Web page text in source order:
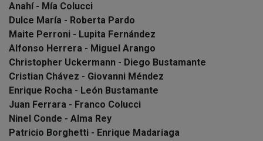
Anahí - Mía Colucci
Dulce María - Roberta Pardo
Maite Perroni - Lupita Fernández
Alfonso Herrera - Miguel Arango
Christopher Uckermann - Diego Bustamante
Cristian Chávez - Giovanni Méndez
Enrique Rocha - León Bustamante
Juan Ferrara - Franco Colucci
Ninel Conde - Alma Rey
Patricio Borghetti - Enrique Madariaga